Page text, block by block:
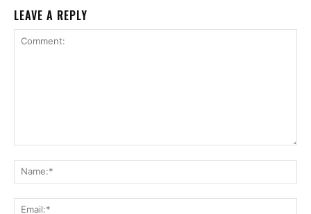
LEAVE A REPLY